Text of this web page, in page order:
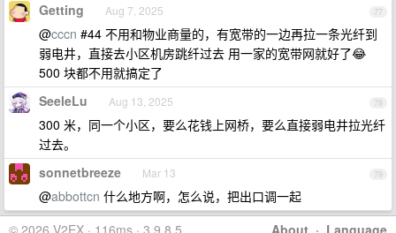
77
Getting Aug 7, 2025
@cccn #44 不用和物业商量的，有宽带的一边再拉一条光纤到
弱电井，直接去小区机房跳纤过去 用一家的宽带网就好了😂
500 块都不用就搞定了
78
SeeleLu Aug 13, 2025
300 米，同一个小区，要么花钱上网桥，要么直接弱电井拉光纤
过去。
79
sonnetbreeze Mar 13
@abbottcn 什么地方啊，怎么说，把出口调一起
About · Language
© 2026 V2EX · 116ms · 3.9.8.5